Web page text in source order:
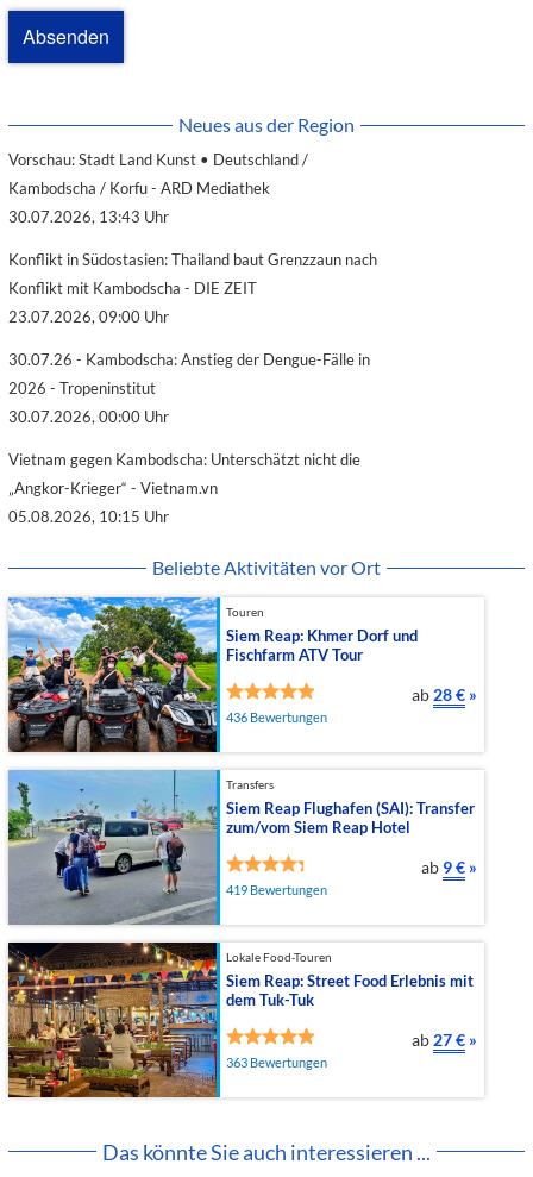
Neues aus der Region
Vorschau: Stadt Land Kunst • Deutschland /
Kambodscha / Korfu - ARD Mediathek
30.07.2026, 13:43 Uhr
Konflikt in Südostasien: Thailand baut Grenzzaun nach
Konflikt mit Kambodscha - DIE ZEIT
23.07.2026, 09:00 Uhr
30.07.26 - Kambodscha: Anstieg der Dengue-Fälle in
2026 - Tropeninstitut
30.07.2026, 00:00 Uhr
Vietnam gegen Kambodscha: Unterschätzt nicht die
„Angkor-Krieger“ - Vietnam.vn
05.08.2026, 10:15 Uhr
Beliebte Aktivitäten vor Ort
Touren
Siem Reap: Khmer Dorf und
Fischfarm ATV Tour
436 Bewertungen
ab 28 € »
Transfers
Siem Reap Flughafen (SAI): Transfer
zum/vom Siem Reap Hotel
419 Bewertungen
ab 9 € »
Lokale Food-Touren
Siem Reap: Street Food Erlebnis mit
dem Tuk-Tuk
363 Bewertungen
ab 27 € »
Das könnte Sie auch interessieren ...